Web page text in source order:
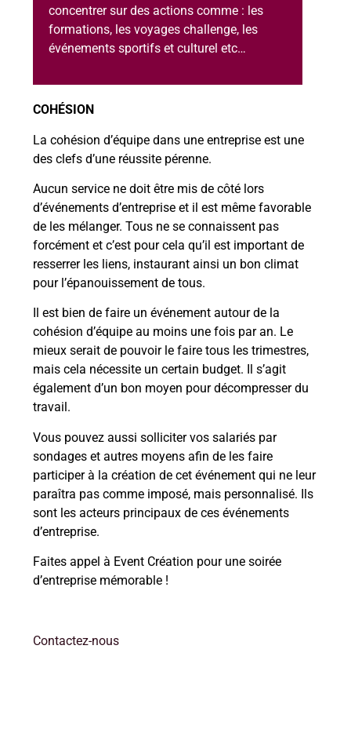
concentrer sur des actions comme : les
formations, les voyages challenge, les
événements sportifs et culturel etc…
COHÉSION
La cohésion d’équipe dans une entreprise est une
des clefs d’une réussite pérenne.
Aucun service ne doit être mis de côté lors
d’événements d’entreprise et il est même favorable
de les mélanger. Tous ne se connaissent pas
forcément et c’est pour cela qu’il est important de
resserrer les liens, instaurant ainsi un bon climat
pour l’épanouissement de tous.
Il est bien de faire un événement autour de la
cohésion d’équipe au moins une fois par an. Le
mieux serait de pouvoir le faire tous les trimestres,
mais cela nécessite un certain budget. Il s’agit
également d’un bon moyen pour décompresser du
travail.
Vous pouvez aussi solliciter vos salariés par
sondages et autres moyens afin de les faire
participer à la création de cet événement qui ne leur
paraîtra pas comme imposé, mais personnalisé. Ils
sont les acteurs principaux de ces événements
d’entreprise.
Faites appel à Event Création pour une soirée
d’entreprise mémorable !
Contactez-nous